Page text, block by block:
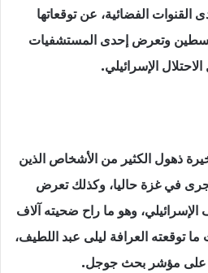
الفضائية، عن توقعاتها
وتعرض إحدى المستشفيات
الإسرائيلي.
ذهول الكثير من الأشخاص الذين
في غزة حاليا، وكذلك تعرض
وهو ما راح ضحيته آلاف
توقعته العرافة ليلى عبد اللطيف،
على مؤشر بحث جوجل.